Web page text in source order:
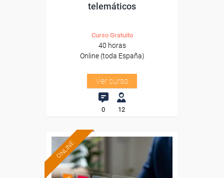
telemáticos
Curso Gratuito
40 horas
Online (toda España)
Ver curso
0 12
ONLINE
Formación 100%
subvencionada.